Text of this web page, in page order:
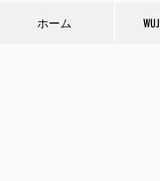
ホーム